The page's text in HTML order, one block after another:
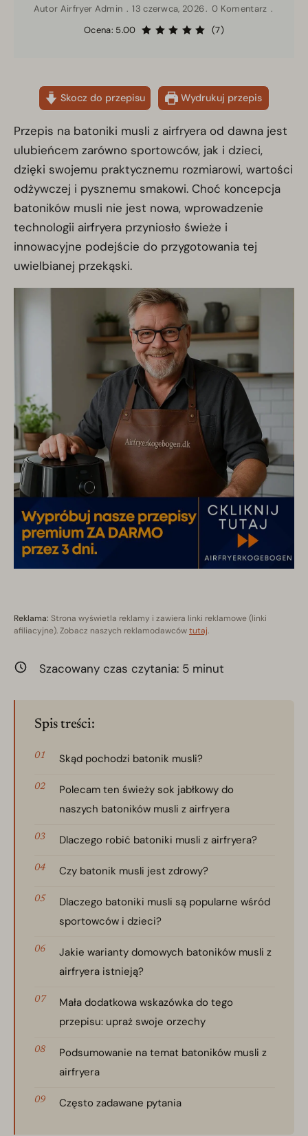
Autor Airfryer Admin 13 czerwca, 2026
0 Komentarz
Ocena: 5.00
(7)
Skocz do przepisu Wydrukuj przepis
Przepis na batoniki musli z airfryera od dawna jest
ulubieńcem zarówno sportowców, jak i dzieci,
dzięki swojemu praktycznemu rozmiarowi, wartości
odżywczej i pysznemu smakowi. Choć koncepcja
batoników musli nie jest nowa, wprowadzenie
technologii airfryera przyniosło świeże i
innowacyjne podejście do przygotowania tej
uwielbianej przekąski.
Reklama: Strona wyświetla reklamy i zawiera linki reklamowe (linki
afiliacyjne). Zobacz naszych reklamodawcówtutaj.
Szacowany czas czytania: 5 minut
Spis treści:
Skąd pochodzi batonik musli?
Polecam ten świeży sok jabłkowy do
naszych batoników musli z airfryera
Dlaczego robić batoniki musli z airfryera?
Czy batonik musli jest zdrowy?
Dlaczego batoniki musli są popularne wśród
sportowców i dzieci?
Jakie warianty domowych batoników musli z
airfryera istnieją?
Mała dodatkowa wskazówka do tego
przepisu: upraż swoje orzechy
Podsumowanie na temat batoników musli z
airfryera
Często zadawane pytania